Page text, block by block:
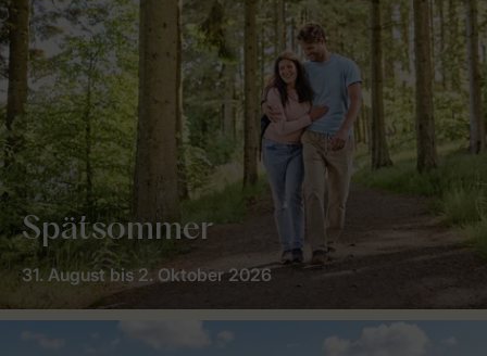
Spätsommer
31. August bis 2. Oktober 2026